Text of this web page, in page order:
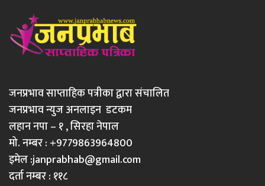
जनप्रभाव साप्ताहिक पत्रीका द्वारा संचालित
जनप्रभाव न्युज अनलाइन डटकम
लहान नपा – १ , सिरहा नेपाल
मो. नम्बर : +9779863964800
इमेल :janprabhab@gmail.com
दर्ता नम्बर : ११८